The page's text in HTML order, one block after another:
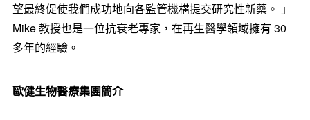
望最終促使我們成功地向各監管機構提交研究性新藥。 」
Mike教授也是一位抗衰老專家，在再生醫學領域擁有 30
多年的經驗。
歐健生物醫療集團簡介